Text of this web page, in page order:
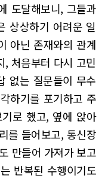
도달해보니, 그들과
상상하기 어려운 일
아닌 존재와의 관계
, 처음부터 다시 고민
없는 질문들이 무수
하기를 포기하고 주
로 했고, 옆에 앉아
를 들어보고, 통신장
만들어 가져가 보고
반복된 수행이기도